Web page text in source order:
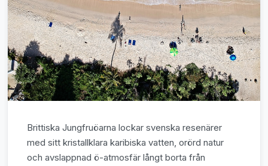
Brittiska Jungfruöarna lockar svenska resenärer
med sitt kristallklara karibiska vatten, orörd natur
och avslappnad ö-atmosfär långt borta från